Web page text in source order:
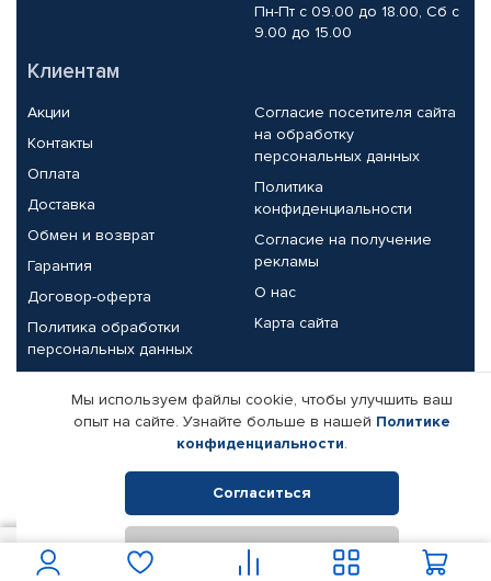
Пн-Пт с 09.00 до 18.00, Сб с
9.00 до 15.00
Клиентам
Акции
Контакты
Оплата
Доставка
Обмен и возврат
Гарантия
Договор-оферта
Политика обработки
персональных данных
Согласие посетителя сайта
на обработку
персональных данных
Политика
конфиденциальности
Согласие на получение
рекламы
О нас
Карта сайта
Партнерам
Корпоративным клиентам
Поставщикам
Реквизиты компании
© КАМАЗ ЦЕНТР ДОНЕЦК, 2015-2026. Все права защищены.
Интернет-магазин автомобильных товаров Автопрофи.
Мы используем файлы cookie, чтобы улучшить ваш
опыт на сайте. Узнайте больше в нашей Политике
конфиденциальности.
Согласиться
Отклонить
В корзину